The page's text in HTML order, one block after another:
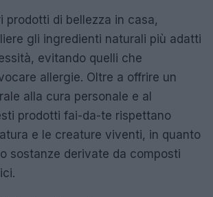
prodotti di bellezza in casa,
gli ingredienti naturali più adatti
evitando quelli che
allergie. Oltre a offrire un
alla cura personale e al
prodotti fai-da-te rispettano
e le creature viventi, in quanto
sostanze derivate da composti